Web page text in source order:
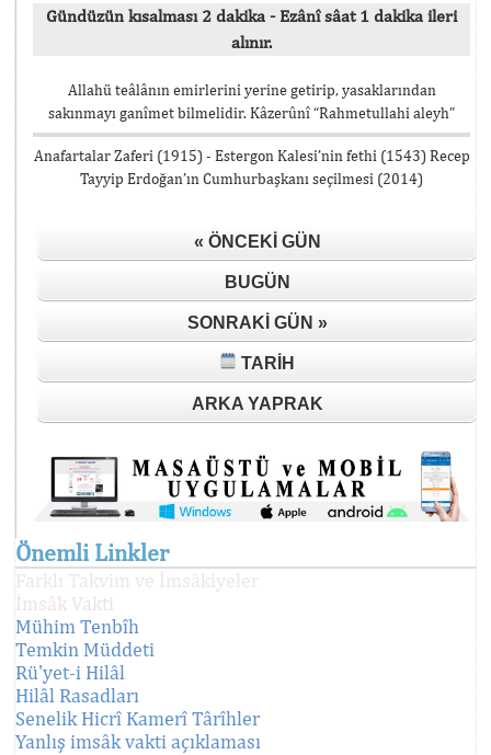
Gündüzün kısalması 2 dakika - Ezânî sâat 1 dakika ileri
alınır.
Allahü teâlânın emirlerini yerine getirip, yasaklarından
sakınmayı ganîmet bilmelidir. Kâzerûnî “Rahmetullahi aleyh”
Anafartalar Zaferi (1915) - Estergon Kalesi’nin fethi (1543) Recep
Tayyip Erdoğan’ın Cumhurbaşkanı seçilmesi (2014)
« ÖNCEKI GÜN
BUGÜN
SONRAKI GÜN »
TARIH
ARKA YAPRAK
Önemli Linkler
Farklı Takvim ve İmsâkiyeler
İmsâk Vakti
Mühim Tenbîh
Temkin Müddeti
Rü'yet-i Hilâl
Hilâl Rasadları
Senelik Hicrî Kamerî Târîhler
Yanlış imsâk vakti açıklaması